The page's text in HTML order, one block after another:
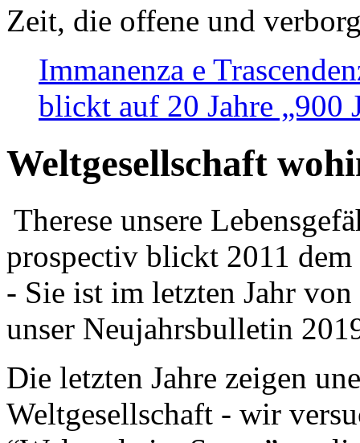
Zeit, die offene und
Immanenza e
blickt auf 20 Jahre „900
Weltgesellschaft
Therese unsere
prospectiv blickt 2011
- Sie ist im letzten Jahr
unser Neujahrsbulletin
Die letzten Jahre zeigen
Weltgesellschaft - wir